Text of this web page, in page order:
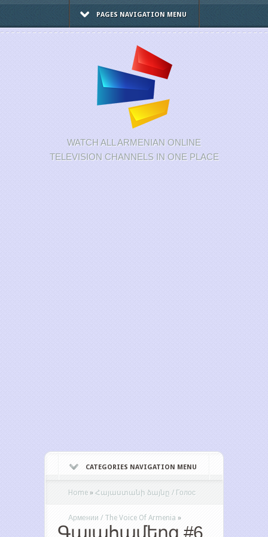
PAGES NAVIGATION MENU
WATCH ALL ARMENIAN ONLINE
TELEVISION CHANNELS IN ONE PLACE
CATEGORIES NAVIGATION MENU
Home » Հայաստանի ձայնը / Голос
Армении / The Voice Of Armenia »
Գալահամերգ #6